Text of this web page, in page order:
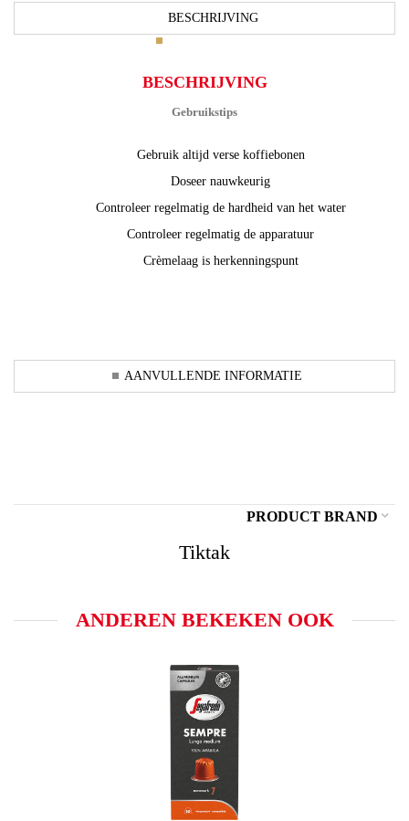
BESCHRIJVING
BESCHRIJVING
Gebruikstips
Gebruik altijd verse koffiebonen
Doseer nauwkeurig
Controleer regelmatig de hardheid van het water
Controleer regelmatig de apparatuur
Crèmelaag is herkenningspunt
AANVULLENDE INFORMATIE
PRODUCT BRAND
Tiktak
ANDEREN BEKEKEN OOK